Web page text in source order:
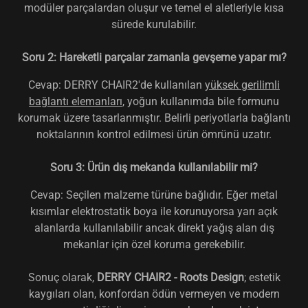
modüler parçalardan oluşur ve temel el aletleriyle kısa
sürede kurulabilir.
Soru 2: Hareketli parçalar zamanla gevşeme yapar mı?
Cevap: DERRY CHAIR2'de kullanılan yüksek gerilimli
bağlantı elemanları, yoğun kullanımda bile formunu
korumak üzere tasarlanmıştır. Belirli periyotlarla bağlantı
noktalarının kontrol edilmesi ürün ömrünü uzatır.
Soru 3: Ürün dış mekanda kullanılabilir mi?
Cevap: Seçilen malzeme türüne bağlıdır. Eğer metal
kısımlar elektrostatik boya ile korunuyorsa yarı açık
alanlarda kullanılabilir ancak direkt yağış alan dış
mekanlar için özel koruma gerekebilir.
Sonuç olarak, DERRY CHAIR2 - Roots Design; estetik
kaygıları olan, konfordan ödün vermeyen ve modern